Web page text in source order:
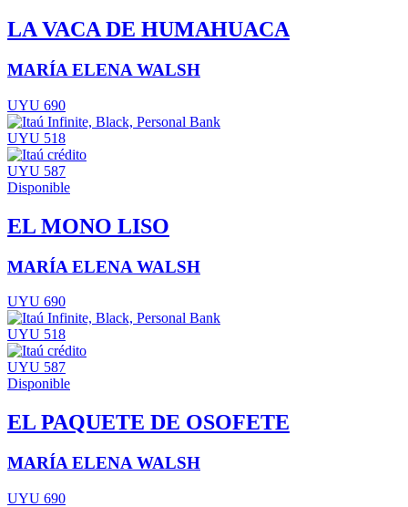
LA VACA DE HUMAHUACA
MARÍA ELENA WALSH
UYU 690
UYU 518
UYU 587
Disponible
EL MONO LISO
MARÍA ELENA WALSH
UYU 690
UYU 518
UYU 587
Disponible
EL PAQUETE DE OSOFETE
MARÍA ELENA WALSH
UYU 690